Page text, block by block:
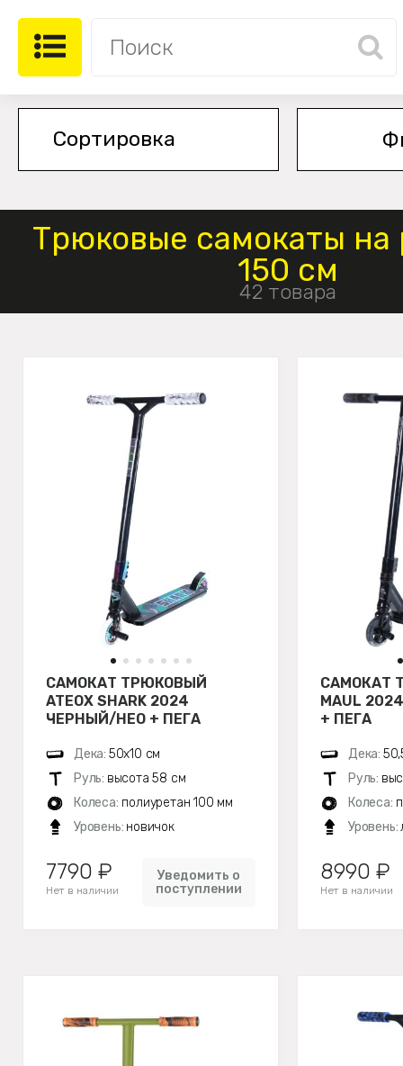
Трюковые самокаты на
150 см
42 товара
САМОКАТ ТРЮКОВЫЙ
ATEOX SHARK 2024
ЧЕРНЫЙ/НЕО + ПЕГА
Дека: 50х10 см
Руль: высота 58 см
Колеса: полиуретан 100 мм
Уровень: новичок
7790 ₽
Нет в наличии
Уведомить о
поступлении
САМОКАТ
MAUL
+ ПЕГА
Дека:
Руль:
Колеса:
Уровень:
8990 ₽
Нет в наличии